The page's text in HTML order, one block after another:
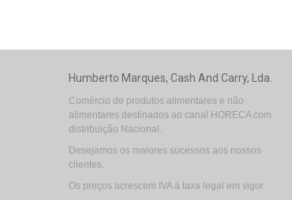
Humberto Marques, Cash And Carry, Lda.
Comércio de produtos alimentares e não
alimentares destinados ao canal HORECA com
distribuição Nacional.
Desejamos os maiores sucessos aos nossos
clientes.
Os preços acrescem IVA á taxa legal em vigor